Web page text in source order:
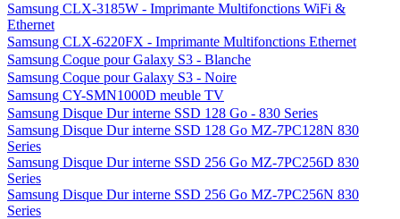
Samsung CLX-3185W - Imprimante Multifonctions WiFi &
Ethernet
Samsung CLX-6220FX - Imprimante Multifonctions Ethernet
Samsung Coque pour Galaxy S3 - Blanche
Samsung Coque pour Galaxy S3 - Noire
Samsung CY-SMN1000D meuble TV
Samsung Disque Dur interne SSD 128 Go - 830 Series
Samsung Disque Dur interne SSD 128 Go MZ-7PC128N 830
Series
Samsung Disque Dur interne SSD 256 Go MZ-7PC256D 830
Series
Samsung Disque Dur interne SSD 256 Go MZ-7PC256N 830
Series